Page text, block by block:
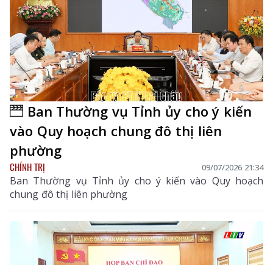
Ban Thường vụ Tỉnh ủy cho ý kiến
vào Quy hoạch chung đô thị liên
phường
CHÍNH TRỊ 09/07/2026 21:34
Ban Thường vụ Tỉnh ủy cho ý kiến vào Quy hoạch
chung đô thị liên phường